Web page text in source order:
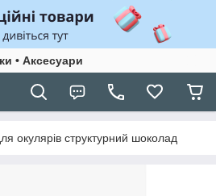
• Аксесуари
окулярів структурний шоколад